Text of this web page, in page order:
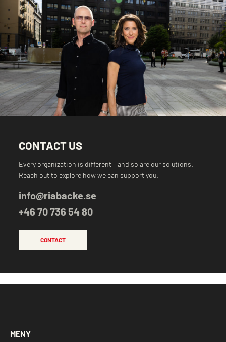
CONTACT US
Every organization is different – and so are our solutions.
Reach out to explore how we can support you.
info@riabacke.se
+46 70 736 54 80
CONTACT
MENY